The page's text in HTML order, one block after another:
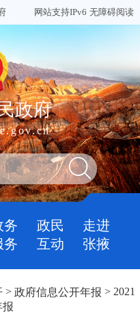
网站支持IPv6 无障碍阅读
政府
务
务
政民
互动
走进
张掖
>政府信息公开年报 > 2021
报